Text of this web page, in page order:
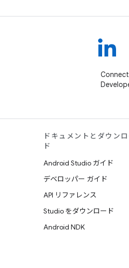
ドキュメントとダウンロ
ド
Android Studio ガイド
デベロッパー ガイド
API リファレンス
Studio をダウンロード
Android NDK